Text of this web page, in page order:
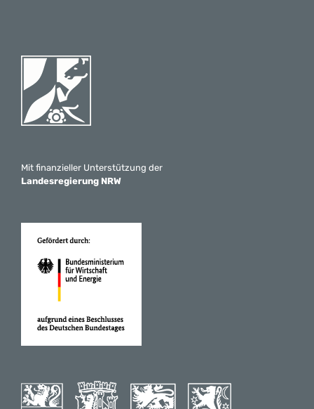
Mit finanzieller Unterstützung der
Landesregierung NRW